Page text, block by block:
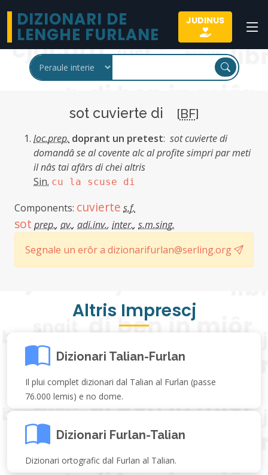
DIZIONARI DE
LENGHE FURLANE
JUDINUS
sot cuvierte di [BF]
loc.prep. doprant un pretest: sot cuvierte di
domandâ se al covente alc al profite simpri par meti
il nâs tai afârs di chei altris
Sin. cu la scuse di
Components: cuvierte s.f.
sot prep., av., adi.inv., inter., s.m.sing.
Segnale un erôr a dizionarifurlan@serling.org
Altris Imprescj
Dizionari Talian-Furlan
Il plui complet dizionari dal Talian al Furlan (passe
76.000 lemis) e no dome.
Dizionari Furlan-Talian
Dizionari ortografic dal Furlan al Talian.